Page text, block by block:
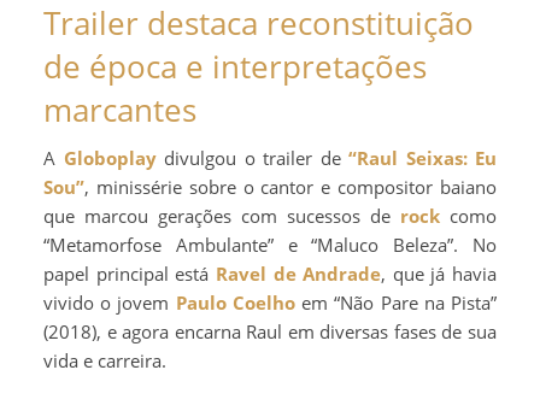
Trailer destaca reconstituição
de época e interpretações
marcantes
Globoplaydivulgou o trailer de “Raul Seixas: Eu
Sou”, minissérie sobre o cantor e compositor baiano
que marcou gerações com sucessos de rock como
“Metamorfose Ambulante” e “Maluco Beleza”. No
papel principal está Ravel de Andrade, que já havia
vivido o jovem Paulo Coelhoem “Não Pare na Pista”
(2018), e agora encarna Raul em diversas fases de sua
vida e carreira.